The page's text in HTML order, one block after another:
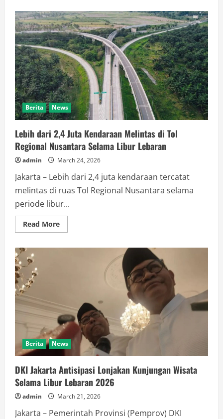
Sebut
Jerman
Tidak
Ingin
Terlibat
dalam
Konflik
Timur
Tengah
Berita News
Lebih dari 2,4 Juta Kendaraan Melintas di Tol
Regional Nusantara Selama Libur Lebaran
admin March 24, 2026
Jakarta – Lebih dari 2,4 juta kendaraan tercatat
melintas di ruas Tol Regional Nusantara selama
periode libur...
Read MoreRead
more
Nusantara
Selama
Libur
Lebaran
Berita News
DKI Jakarta Antisipasi Lonjakan Kunjungan Wisata
Selama Libur Lebaran 2026
admin March 21, 2026
Jakarta – Pemerintah Provinsi (Pemprov) DKI